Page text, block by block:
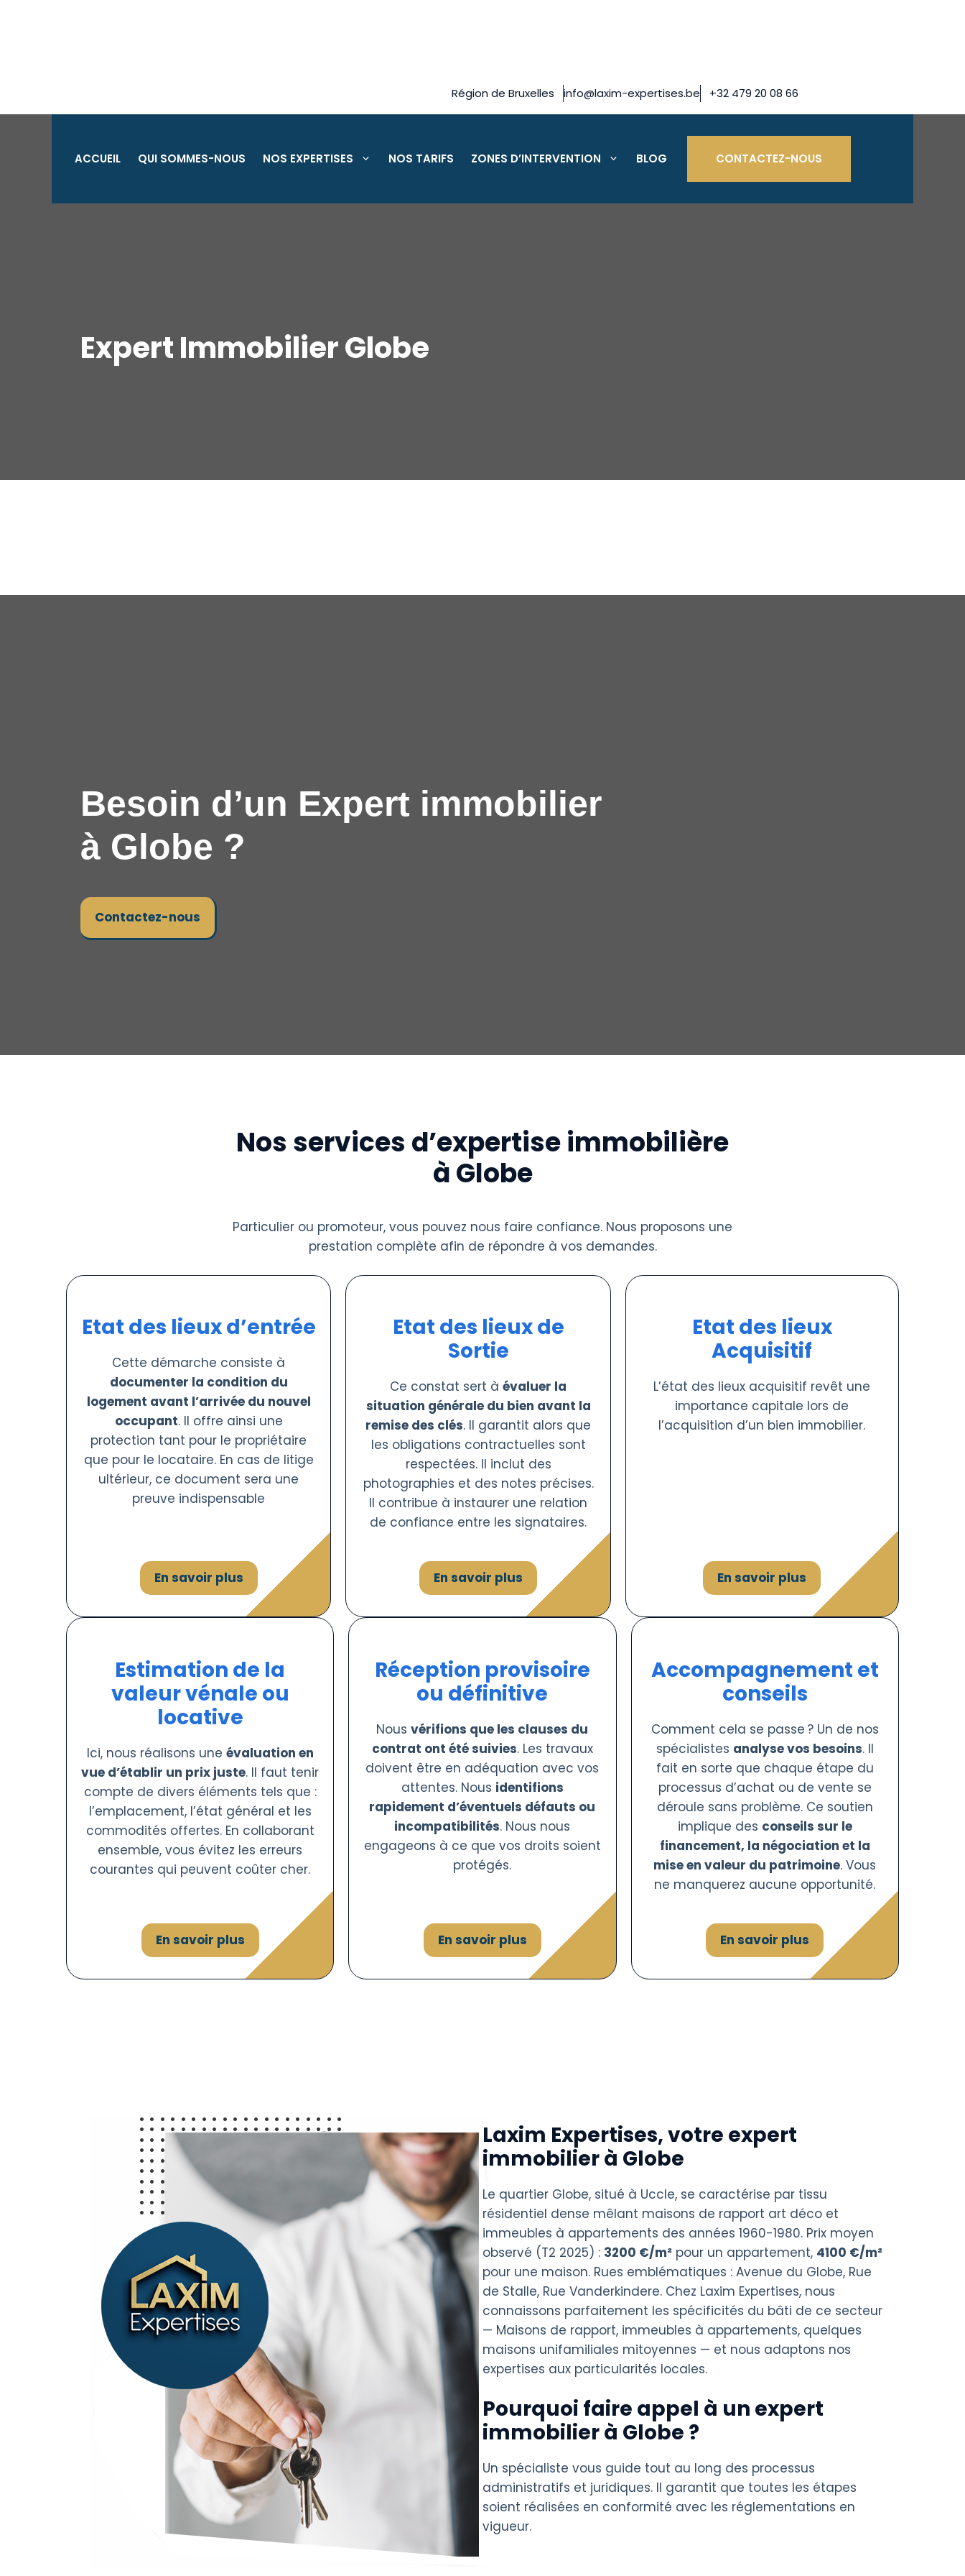
contenu
Région de Bruxelles info@laxim-expertises.be +32 479 20 08 66
ACCUEIL QUI SOMMES-NOUS NOS EXPERTISES NOS TARIFS ZONES D’INTERVENTION BLOG CONTACTEZ-NOUS
Expert Immobilier Globe
Besoin d’un Expert immobilier
à Globe ?
Contactez-nous
Nos services d’expertise immobilière
à Globe
Particulier ou promoteur, vous pouvez nous faire confiance. Nous proposons une
prestation complète afin de répondre à vos demandes.
Etat des lieux d’entrée
Cette démarche consiste à
documenter la condition du
logement avant l’arrivée du nouvel
occupant. Il offre ainsi une
protection tant pour le propriétaire
que pour le locataire. En cas de litige
ultérieur, ce document sera une
preuve indispensable
En savoir plus
Etat des lieux de
Sortie
Ce constat sert àévaluer la
situation générale du bien avant la
remise des clés. Il garantit alors que
les obligations contractuelles sont
respectées. Il inclut des
photographies et des notes précises.
Il contribue à instaurer une relation
de confiance entre les signataires.
En savoir plus
Etat des lieux
Acquisitif
L’état des lieux acquisitif revêt une
importance capitale lors de
l’acquisition d’un bien immobilier.
En savoir plus
Estimation de la
valeur vénale ou
locative
Ici, nous réalisons une évaluation en
vue d’établir un prix juste. Il faut tenir
compte de divers éléments tels que :
l’emplacement, l’état général et les
commodités offertes. En collaborant
ensemble, vous évitez les erreurs
courantes qui peuvent coûter cher.
En savoir plus
Réception provisoire
ou définitive
Nousvérifions que les clauses du
contrat ont été suivies. Les travaux
doivent être en adéquation avec vos
attentes. Nous identifions
rapidement d’éventuels défauts ou
incompatibilités. Nous nous
engageons à ce que vos droits soient
protégés.
En savoir plus
Accompagnement et
conseils
Comment cela se passe ? Un de nos
spécialistes analyse vos besoins. Il
fait en sorte que chaque étape du
processus d’achat ou de vente se
déroule sans problème. Ce soutien
implique des conseils sur le
financement, la négociation et la
mise en valeur du patrimoine. Vous
ne manquerez aucune opportunité.
En savoir plus
Laxim Expertises, votre expert
immobilier à Globe
Le quartier Globe, situé à Uccle, se caractérise par tissu
résidentiel dense mêlant maisons de rapport art déco et
immeubles à appartements des années 1960-1980. Prix moyen
observé (T2 2025) : 3200 €/m² pour un appartement, 4100 €/m²
pour une maison. Rues emblématiques : Avenue du Globe, Rue
de Stalle, Rue Vanderkindere. Chez Laxim Expertises, nous
connaissons parfaitement les spécificités du bâti de ce secteur
— Maisons de rapport, immeubles à appartements, quelques
maisons unifamiliales mitoyennes — et nous adaptons nos
expertises aux particularités locales.
Pourquoi faire appel à un expert
immobilier à Globe ?
Un spécialiste vous guide tout au long des processus
administratifs et juridiques. Il garantit que toutes les étapes
soient réalisées en conformité avec les réglementations en
vigueur.